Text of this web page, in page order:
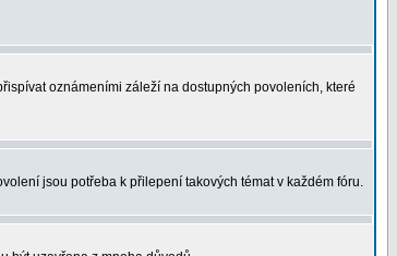
oznámeními záleží na dostupných povoleních, které
jsou potřeba k přilepení takových témat v každém fóru.